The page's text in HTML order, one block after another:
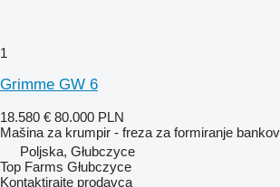
1
Grimme GW 6
18.580 € 80.000 PLN
Mašina za krumpir - freza za formiranje
Poljska, Głubczyce
Top Farms Głubczyce
Kontaktirajte prodavca